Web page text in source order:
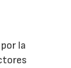
la